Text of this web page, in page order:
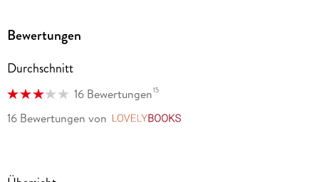
Bewertungen
Durchschnitt
16 Bewertungen15
16 Bewertungen von